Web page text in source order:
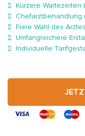
Kürzere Wartezeiten
Chefarztbehandlung
Freie Wahl des
Umfangreichere
Individuelle